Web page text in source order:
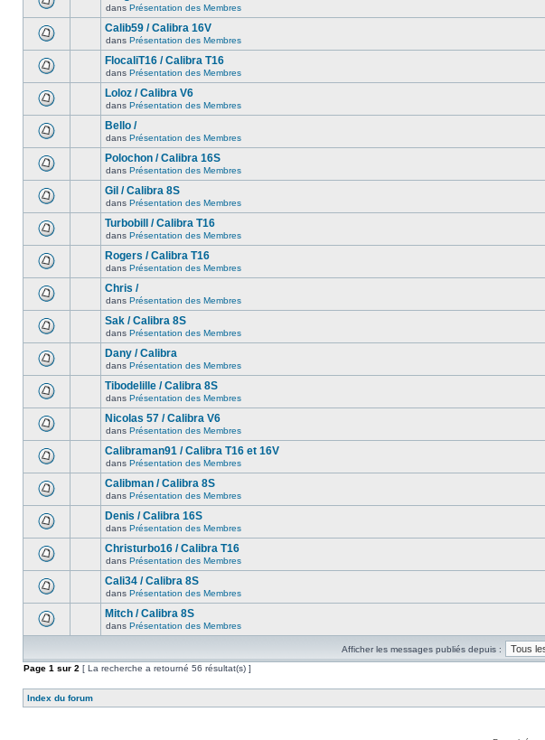
dans Présentation des Membres
Calib59 / Calibra 16V
dans Présentation des Membres
FlocaliT16 / Calibra T16
dans Présentation des Membres
Loloz / Calibra V6
dans Présentation des Membres
Bello /
dans Présentation des Membres
Polochon / Calibra 16S
dans Présentation des Membres
Gil / Calibra 8S
dans Présentation des Membres
Turbobill / Calibra T16
dans Présentation des Membres
Rogers / Calibra T16
dans Présentation des Membres
Chris /
dans Présentation des Membres
Sak / Calibra 8S
dans Présentation des Membres
Dany / Calibra
dans Présentation des Membres
Tibodelille / Calibra 8S
dans Présentation des Membres
Nicolas 57 / Calibra V6
dans Présentation des Membres
Calibraman91 / Calibra T16 et 16V
dans Présentation des Membres
Calibman / Calibra 8S
dans Présentation des Membres
Denis / Calibra 16S
dans Présentation des Membres
Christurbo16 / Calibra T16
dans Présentation des Membres
Cali34 / Calibra 8S
dans Présentation des Membres
Mitch / Calibra 8S
dans Présentation des Membres
Afficher les messages publiés depuis :
Page 1 sur 2 [ La recherche a retourné 56 résultat(s) ]
Index du forum